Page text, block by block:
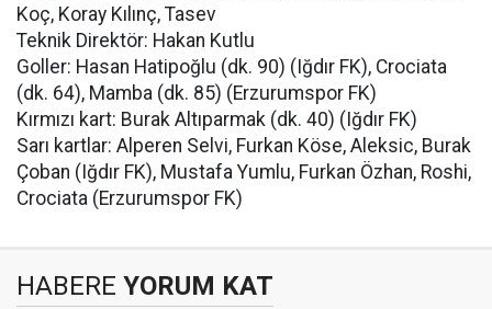
Koç, Koray Kılınç, Tasev
Teknik Direktör: Hakan Kutlu
Goller: Hasan Hatipoğlu (dk. 90) (Iğdır FK), Crociata
(dk. 64), Mamba (dk. 85) (Erzurumspor FK)
Kırmızı kart: Burak Altıparmak (dk. 40) (Iğdır FK)
Sarı kartlar: Alperen Selvi, Furkan Köse, Aleksic, Burak
Çoban (Iğdır FK), Mustafa Yumlu, Furkan Özhan, Roshi,
Crociata (Erzurumspor FK)
HABERE YORUM KAT